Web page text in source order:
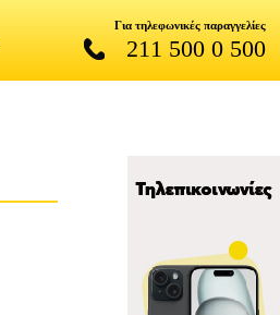
Για τηλεφωνικές παραγγελίες
211 500 0 500